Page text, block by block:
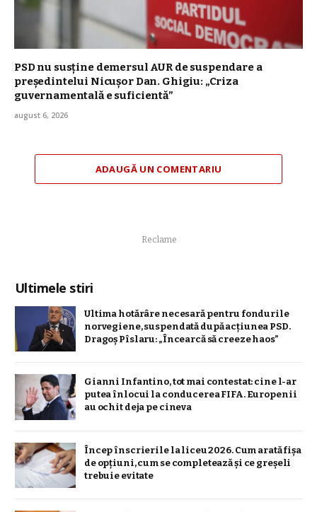
PSD nu susține demersul AUR de suspendare a
președintelui Nicușor Dan. Ghigiu: „Criza
guvernamentală e suficientă”
august 6, 2026
ADAUGĂ UN COMENTARIU
Reclame
Ultimele stiri
Ultima hotărâre necesară pentru fondurile
norvegiene, suspendată după acțiunea PSD.
Dragoș Pîslaru: „Încearcă să creeze haos”
Gianni Infantino, tot mai contestat: cine l-ar
putea înlocui la conducerea FIFA. Europenii
au ochit deja pe cineva
Încep înscrierile la liceu 2026. Cum arată fișa
de opțiuni, cum se completează și ce greșeli
trebuie evitate